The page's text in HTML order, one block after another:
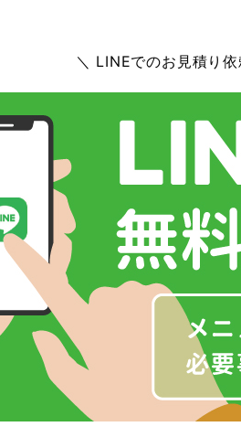
＼ LINEでのお見積り